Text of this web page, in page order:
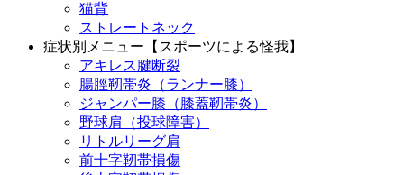
猫背
ストレートネック
症状別メニュー【スポーツによる怪我】
アキレス腱断裂
腸脛靭帯炎（ランナー膝）
ジャンパー膝（膝蓋靭帯炎）
野球肩（投球障害）
リトルリーグ肩
前十字靭帯損傷